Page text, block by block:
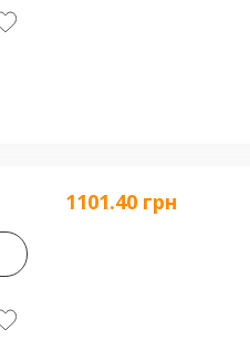
1101.40 грн